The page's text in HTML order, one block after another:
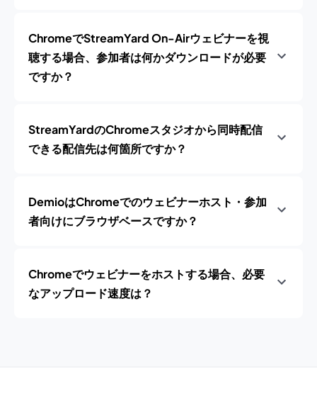
ChromeでStreamYard On-Airウェビナーを視
聴する場合、参加者は何かダウンロードが必要
ですか？
StreamYardのChromeスタジオから同時配信
できる配信先は何箇所ですか？
DemioはChromeでのウェビナーホスト・参加
者向けにブラウザベースですか？
Chromeでウェビナーをホストする場合、必要
なアップロード速度は？